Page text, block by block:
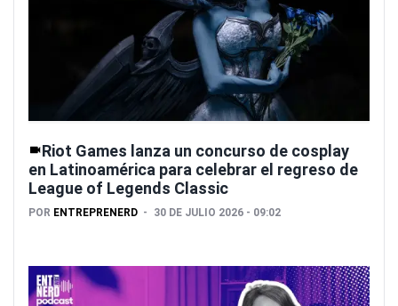
Riot Games lanza un concurso de cosplay
en Latinoamérica para celebrar el regreso de
League of Legends Classic
POR ENTREPRENERD 30 DE JULIO 2026 - 09:02